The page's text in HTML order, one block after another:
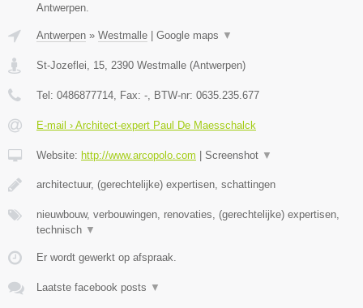
Antwerpen.
Antwerpen » Westmalle Google maps ▼
St-Jozeflei, 15, 2390 Westmalle (Antwerpen)
Tel: 0486877714, Fax: -, BTW-nr: 0635.235.677
E-mail › Architect-expert Paul De Maesschalck
Website: http://www.arcopolo.com Screenshot ▼
architectuur, (gerechtelijke) expertisen, schattingen
nieuwbouw, verbouwingen, renovaties, (gerechtelijke) expertisen,
technisch ▼
Er wordt gewerkt op afspraak.
Laatste facebook posts ▼